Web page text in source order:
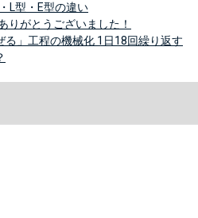
L型・E型の違い
がとうございました！
る」工程の機械化 1日18回繰り返す